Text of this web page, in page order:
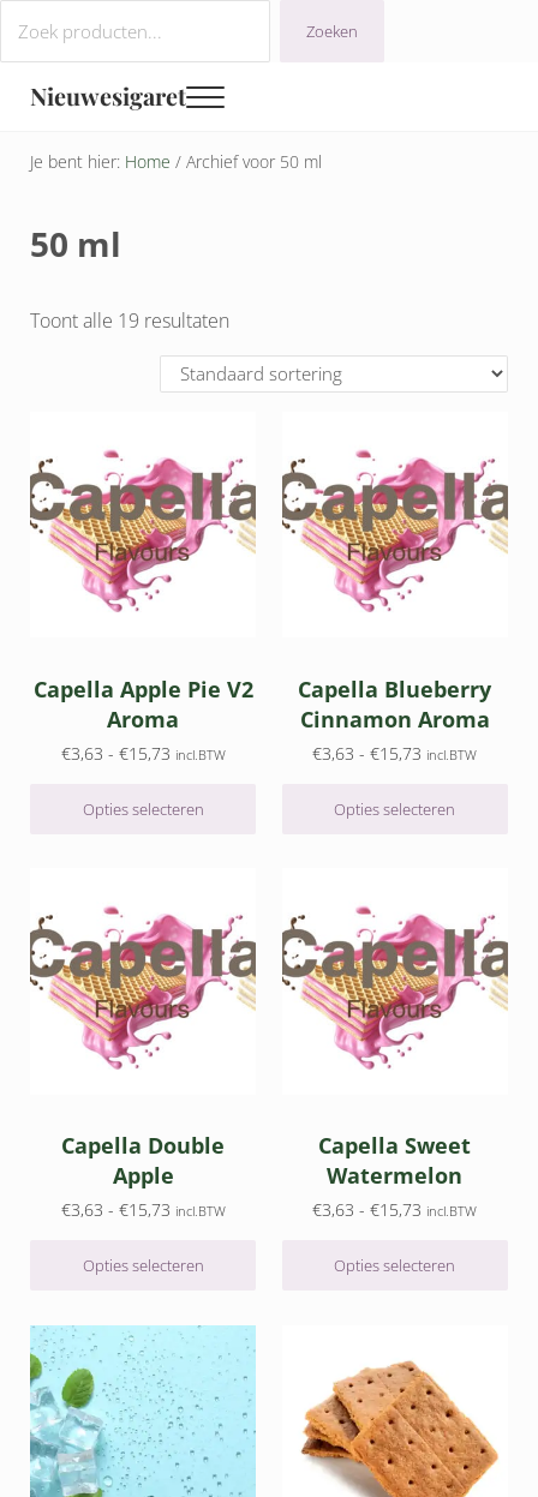
Zoeken
Nieuwesigaret Menu
Je bent hier: Home /Archief voor 50 ml
50 ml
Toont alle 19 resultaten
Capella Apple Pie V2
Aroma
€3,63 - €15,73Prijsklasse: €3,63 tot €15,73
incl.BTW
Opties selecteren
Capella Blueberry
Cinnamon Aroma
€3,63 - €15,73 Prijsklasse:
incl.BTW
Opties selecteren
Capella Double
Apple
€3,63 - €15,73Prijsklasse: €3,63 tot €15,73
incl.BTW
Opties selecteren
Capella Sweet
Watermelon
€3,63 - €15,73 Prijsklasse:
incl.BTW
Opties selecteren
Dit product heeft meerdere variaties. Deze optie kan